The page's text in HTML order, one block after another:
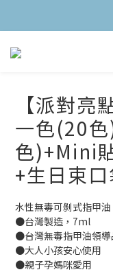
【派對亮
一色(20
色)+Mini
+生日束
水性無毒可剝式指甲油
●台灣製造，7ml
●台灣無毒指甲油領導
●大人小孩安心使用
●親子孕媽咪愛用